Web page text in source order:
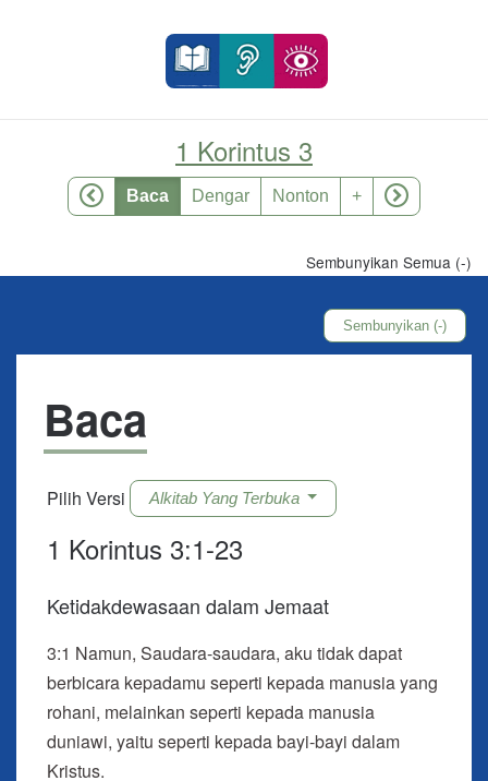
1 Korintus 3
Baca Dengar Nonton +
Sembunyikan Semua (-)
Sembunyikan (-)
Baca
Pilih Versi Alkitab Yang Terbuka
1 Korintus 3:1-23
Ketidakdewasaan dalam Jemaat
3:1 Namun, Saudara-saudara, aku tidak dapat
berbicara kepadamu seperti kepada manusia yang
rohani, melainkan seperti kepada manusia
duniawi, yaitu seperti kepada bayi-bayi dalam
Kristus.